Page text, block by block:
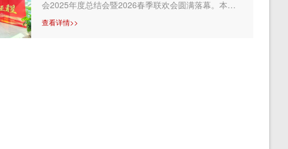
会2025年度总结会暨2026春季联欢会圆满落幕。本次
查看详情>>